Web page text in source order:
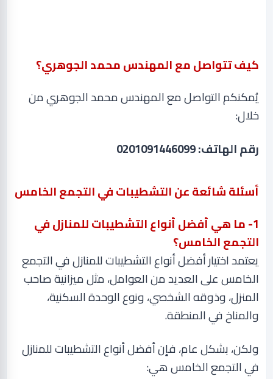
كيف تتواصل مع المهندس محمد الجوهري؟
يُمكنكم التواصل مع المهندس محمد الجوهري من
خلال:
رقم الهاتف: 0201091446099
أسئلة شائعة عن التشطيبات في التجمع الخامس
1- ما هي أفضل أنواع التشطيبات للمنازل في
التجمع الخامس؟
يعتمد اختيار أفضل أنواع التشطيبات للمنازل في التجمع
الخامس على العديد من العوامل، مثل ميزانية صاحب
المنزل، وذوقه الشخصي، ونوع الوحدة السكنية،
والمناخ في المنطقة.
ولكن، بشكل عام، فإن أفضل أنواع التشطيبات للمنازل
في التجمع الخامس هي: